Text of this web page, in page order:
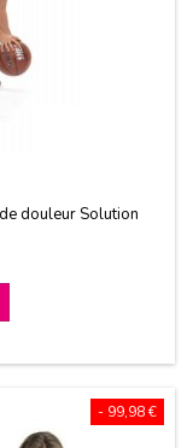
douleur Solution
- 99,98 €